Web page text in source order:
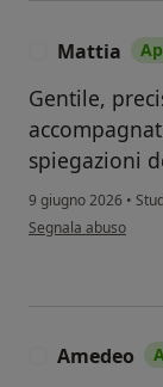
Mattia
Gentile,
spiegazioni
9 giugno 2026 •
secondo l'opinione
Segnala abuso
Amedeo